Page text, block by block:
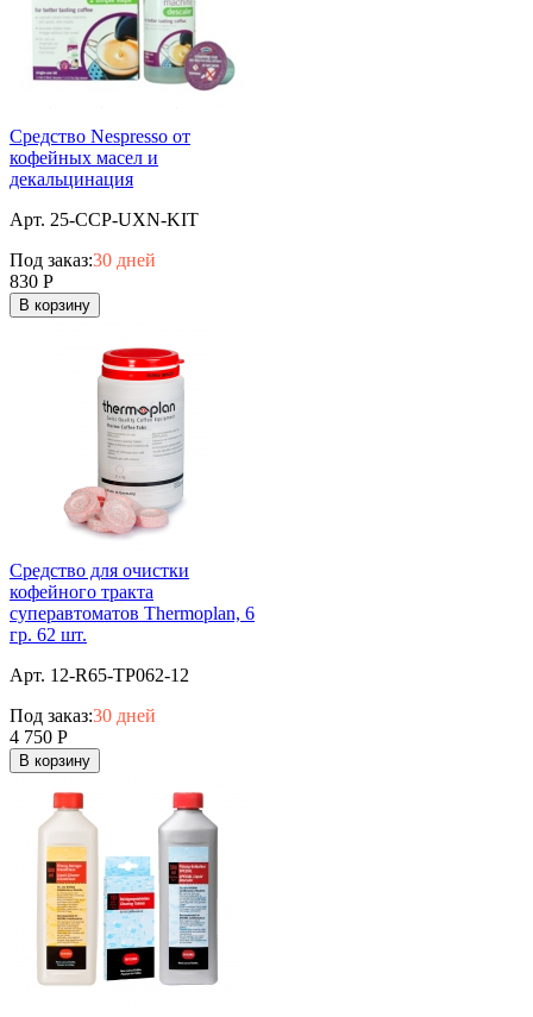
Средство Nespresso от
кофейных масел и
декальцинация
Арт. 25-CCP-UXN-KIT
Под заказ:30 дней
830 Р
В корзину
Средство для очистки
кофейного тракта
суперавтоматов Thermoplan, 6
гр. 62 шт.
Арт. 12-R65-TP062-12
Под заказ:30 дней
4 750 Р
В корзину